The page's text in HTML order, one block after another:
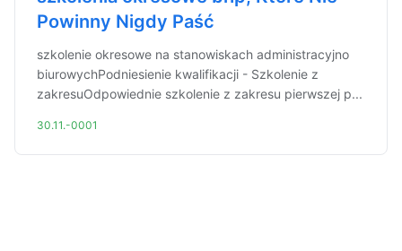
Powinny Nigdy Paść
szkolenie okresowe na stanowiskach administracyjno
biurowychPodniesienie kwalifikacji - Szkolenie z
zakresuOdpowiednie szkolenie z zakresu pierwszej p...
30.11.-0001